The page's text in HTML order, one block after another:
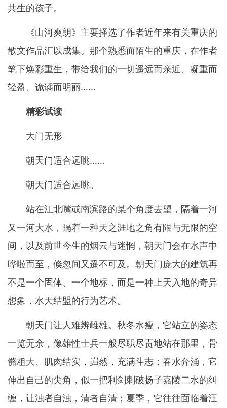
共生的孩子。
《山河爽朗》主要择选了作者近年来有关重庆的
散文作品汇以成集。那个熟悉而陌生的重庆，在作者
笔下焕彩重生，带给我们的一切遥远而亲近、凝重而
轻盈、诡谲而明丽……
精彩试读
大门无形
朝天门适合远眺……
朝天门适合远眺。
站在江北嘴或南滨路的某个角度去望，隔着一河
又一河大水，隔着一种天之涯地之角有限与无限的空
间，以及前世今生的烟云与迷惘，朝天门会在水声中
哗啦而至，倏忽间又遥不可及。朝天门庞大的建筑再
不是一个固体、一个地标，而是一种上天入地的奇异
想象，水天结盟的行为艺术。
朝天门让人难辨雌雄。秋冬水瘦，它站立的姿态
一览无余，像雄性士兵一般尽职尽责地站在那里，骨
骼粗大、肌肉结实，岿然，充满斗志；春水奔涌，它
伸出自己的尖角，似一把利剑刺破扬子嘉陵二水的纠
缠，让浊者自浊，清者自清；夏季，它往往面临着汪